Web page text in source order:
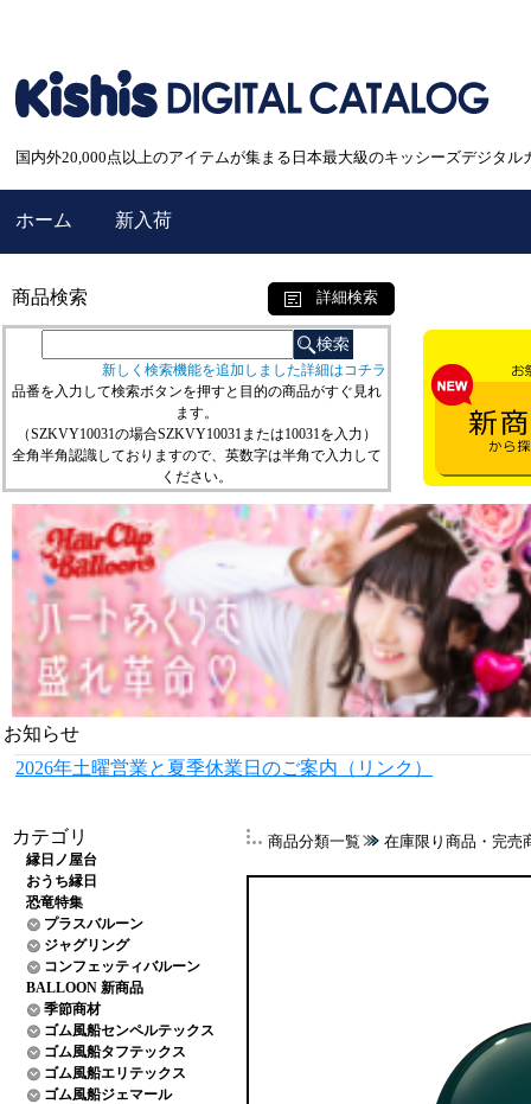
国内外20,000点以上のアイテムが集まる日本最大級のキッシーズデジタル
ホーム 新入荷
商品検索 詳細検索
新しく検索機能を追加しました詳細はコチラ
品番を入力して検索ボタンを押すと目的の商品がすぐ見れ
ます。
（SZKVY10031の場合SZKVY10031または10031を入力）
全角半角認識しておりますので、英数字は半角で入力して
ください。
お知らせ
2026年土曜営業と夏季休業日のご案内（リンク）
カテゴリ
縁日ノ屋台
おうち縁日
恐竜特集
プラスバルーン
ジャグリング
コンフェッティバルーン
BALLOON 新商品
季節商材
ゴム風船センペルテックス
ゴム風船タフテックス
ゴム風船エリテックス
ゴム風船ジェマール
商品分類一覧 在庫限り商品・完売